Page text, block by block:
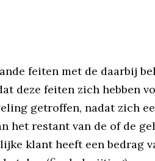
feiten met de daarbij
deze feiten zich hebben
getroffen, nadat zich
het restant van de of de
klant heeft een bedrag